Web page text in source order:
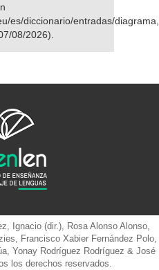
es/diccionario/entradas/diagrama,
08/2026).
Ignacio (dir.), Rosa Alonso Alonso,
Francisco Xabier Fernández Polo,
Yonay Rodríguez Rodríguez & José
los derechos reservados.